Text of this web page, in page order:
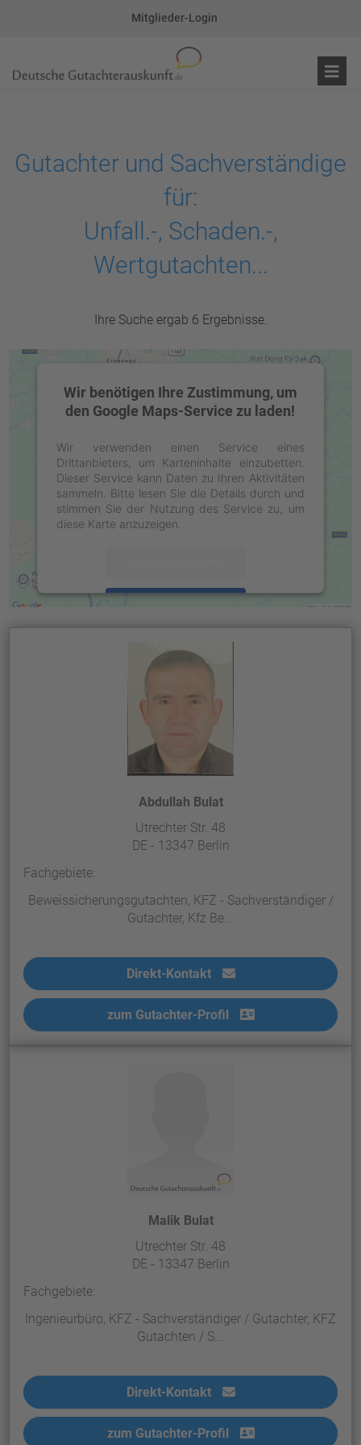
Mitglieder-Login
Gutachter und Sachverständige
für:
Unfall.-, Schaden.-,
Wertgutachten...
Ihre Suche ergab 6 Ergebnisse.
Wir benötigen Ihre Zustimmung, um
den Google Maps-Service zu laden!
Wir verwenden einen Service eines
Drittanbieters, um Karteninhalte einzubetten.
Dieser Service kann Daten zu Ihren Aktivitäten
sammeln. Bitte lesen Sie die Details durch und
stimmen Sie der Nutzung des Service zu, um
diese Karte anzuzeigen.
Management Platform
Abdullah Bulat
Utrechter Str. 48
DE - 13347 Berlin
Fachgebiete:
Beweissicherungsgutachten, KFZ - Sachverständiger /
Gutachter, Kfz Be...
Direkt-Kontakt
zum Gutachter-Profil
Malik Bulat
Utrechter Str. 48
DE - 13347 Berlin
Fachgebiete:
Ingenieurbüro, KFZ - Sachverständiger / Gutachter, KFZ
Gutachten / S...
Direkt-Kontakt
zum Gutachter-Profil